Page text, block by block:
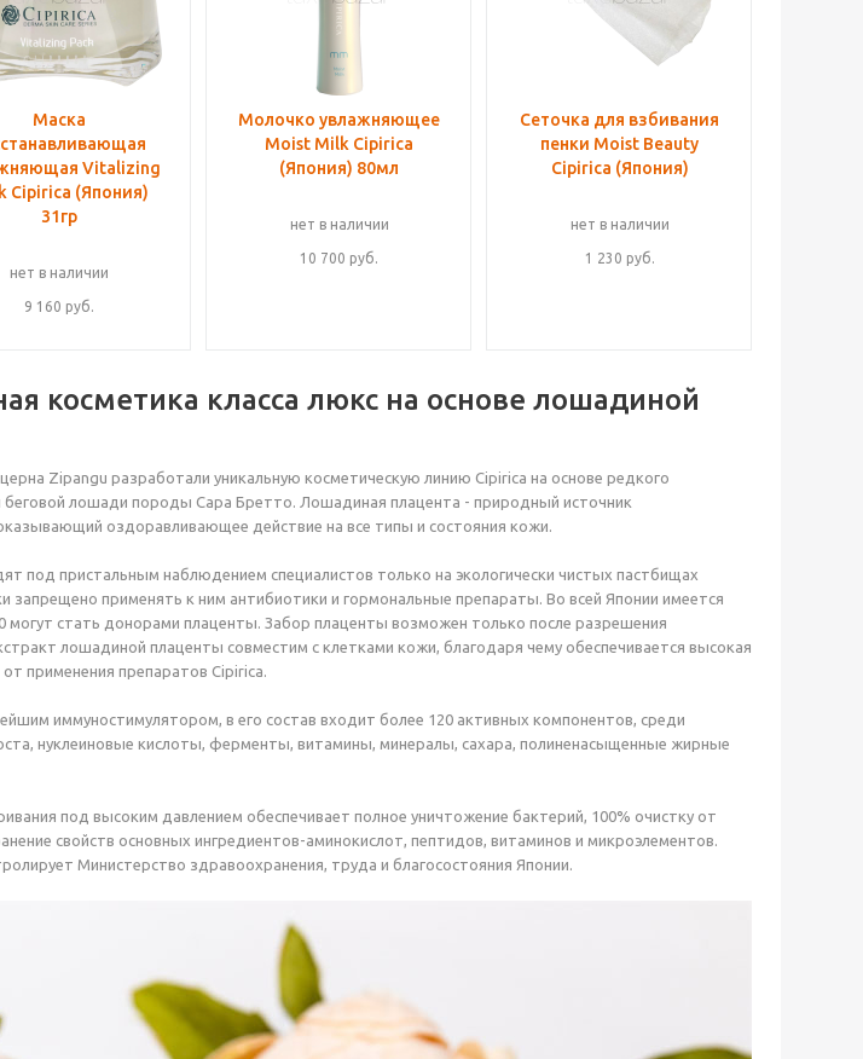
Маска
Vitalizing
Cipirica (Япония)
31гр
нет в наличии
9 160 руб.
Молочко увлажняющее
Moist Milk Cipirica
(Япония) 80мл
нет в наличии
10 700 руб.
Сеточка для взбивания
пенки Moist Beauty
Cipirica (Япония)
нет в наличии
1 230 руб.
косметика класса люкс на основе лошадиной
Zipangu разработали уникальную косметическую линию Cipirica на основе редкого
беговой лошади породы Сара Бретто. Лошадиная плацента - природный источник
оздоравливающее действие на все типы и состояния кожи.
под пристальным наблюдением специалистов только на экологически чистых пастбищах
запрещено применять к ним антибиотики и гормональные препараты. Во всей Японии имеется
могут стать донорами плаценты. Забор плаценты возможен только после разрешения
лошадиной плаценты совместим с клетками кожи, благодаря чему обеспечивается высокая
применения препаратов Cipirica.
иммуностимулятором, в его состав входит более 120 активных компонентов, среди
нуклеиновые кислоты, ферменты, витамины, минералы, сахара, полиненасыщенные жирные
под высоким давлением обеспечивает полное уничтожение бактерий, 100% очистку от
свойств основных ингредиентов-аминокислот, пептидов, витаминов и микроэлементов.
Министерство здравоохранения, труда и благосостояния Японии.